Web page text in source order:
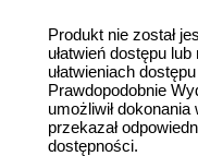
Produkt nie został
ułatwień dostępu
ułatwieniach
Prawdopodobnie
umożliwił
przekazał
dostępności.